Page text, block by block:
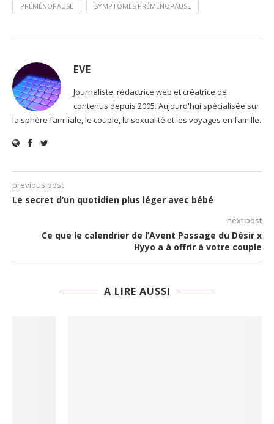
PRÉMÉNOPAUSE SYMPTÔMES PRÉMÉNOPAUSE
EVE
Journaliste, rédactrice web et créatrice de
contenus depuis 2005. Aujourd'hui spécialisée sur
la sphère familiale, le couple, la sexualité et les voyages en famille.
previous post
Le secret d’un quotidien plus léger avec bébé
next post
Ce que le calendrier de l’Avent Passage du Désir x
Hyyo a à offrir à votre couple
A LIRE AUSSI